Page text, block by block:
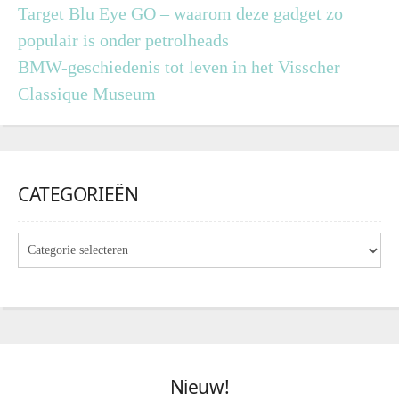
Target Blu Eye GO – waarom deze gadget zo
populair is onder petrolheads
BMW-geschiedenis tot leven in het Visscher
Classique Museum
CATEGORIEËN
Nieuw!